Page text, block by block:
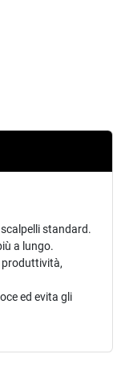
standard.
a lungo.
produttività,
ed evita gli